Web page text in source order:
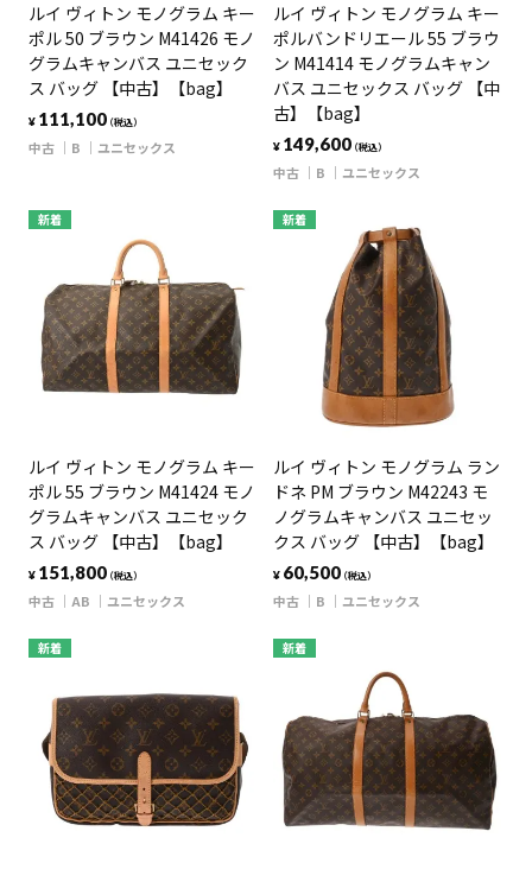
ルイ ヴィトン モノグラム キー
ポル 50 ブラウン M41426 モノ
グラムキャンバス ユニセック
ス バッグ 【中古】【bag】
¥ 111,100（税込）
中古 B ユニセックス
ルイ ヴィトン モノグラム キー
ポルバンドリエール 55 ブラウ
ン M41414 モノグラムキャン
バス ユニセックス バッグ 【中
古】【bag】
¥ 149,600（税込）
中古 B ユニセックス
新着
ルイ ヴィトン モノグラム キー
ポル 55 ブラウン M41424 モノ
グラムキャンバス ユニセック
ス バッグ 【中古】【bag】
¥ 151,800（税込）
中古 AB ユニセックス
新着
ルイ ヴィトン モノグラム ラン
ドネ PM ブラウン M42243 モ
ノグラムキャンバス ユニセッ
クス バッグ 【中古】【bag】
¥ 60,500（税込）
中古 B ユニセックス
新着 新着